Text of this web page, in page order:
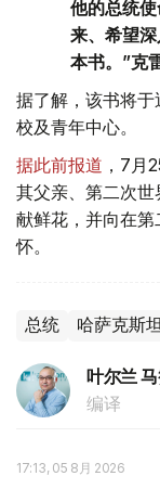
他的总统
来、希望
本书。”克
据了解，该书将
校及青年中心。
据此前报道 ，7月
其父亲、第二次世
献鲜花，并向在
怀。
总统 哈萨克斯坦
叶尔兰
编译
17:13, 05 8月 2026